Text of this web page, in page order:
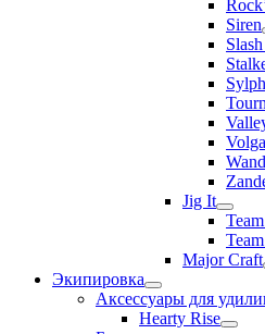
Siren
Jig It
Major Craft
Экипировка
Аксессуары для
Hearty Rise